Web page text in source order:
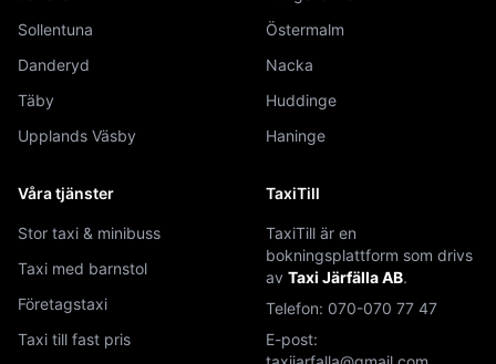
Sollentuna
Danderyd
Täby
Upplands Väsby
Östermalm
Nacka
Huddinge
Haninge
Våra tjänster
Stor taxi & minibuss
Taxi med barnstol
Företagstaxi
Taxi till fast pris
TaxiTill
TaxiTill är en
bokningsplattform som drivs
av Taxi Järfälla AB.
Telefon: 070-070 77 47
E-post: